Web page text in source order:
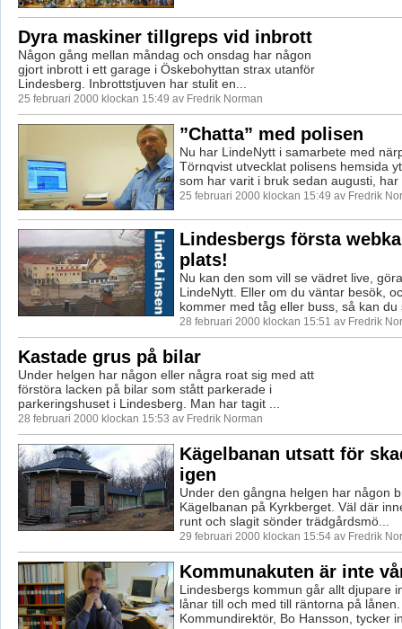
Dyra maskiner tillgreps vid inbrott
Någon gång mellan måndag och onsdag har någon
gjort inbrott i ett garage i Öskebohyttan strax utanför
Lindesberg. Inbrottstjuven har stulit en...
25 februari 2000 klockan 15:49 av Fredrik Norman
”Chatta” med polisen
Nu har LindeNytt i samarbete med
Törnqvist utvecklat polisens hemsida
som har varit i bruk sedan augusti, har
25 februari 2000 klockan 15:49 av Fredrik
Lindesbergs första
plats!
Nu kan den som vill se vädret live,
LindeNytt. Eller om du väntar besök,
kommer med tåg eller buss, så kan du
28 februari 2000 klockan 15:51 av Fredrik
Kastade grus på bilar
Under helgen har någon eller några roat sig med att
förstöra lacken på bilar som stått parkerade i
parkeringshuset i Lindesberg. Man har tagit ...
28 februari 2000 klockan 15:53 av Fredrik Norman
Kägelbanan utsatt för
igen
Under den gångna helgen har någon
Kägelbanan på Kyrkberget. Väl där
runt och slagit sönder trädgårdsmö...
29 februari 2000 klockan 15:54 av Fredrik
Kommunakuten är inte
Lindesbergs kommun går allt djupare
lånar till och med till räntorna på lånen.
Kommundirektör, Bo Hansson, tycker